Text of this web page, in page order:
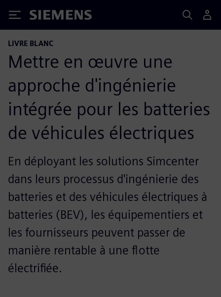
Siemens
LIVRE BLANC
Mettre en œuvre une
approche d'ingénierie
intégrée pour les batteries
de véhicules électriques
En déployant les solutions Simcenter
dans leurs processus d'ingénierie des
batteries et des véhicules électriques à
batteries (BEV), les équipementiers et
les fournisseurs peuvent passer de
manière rentable à une flotte
électrifiée.